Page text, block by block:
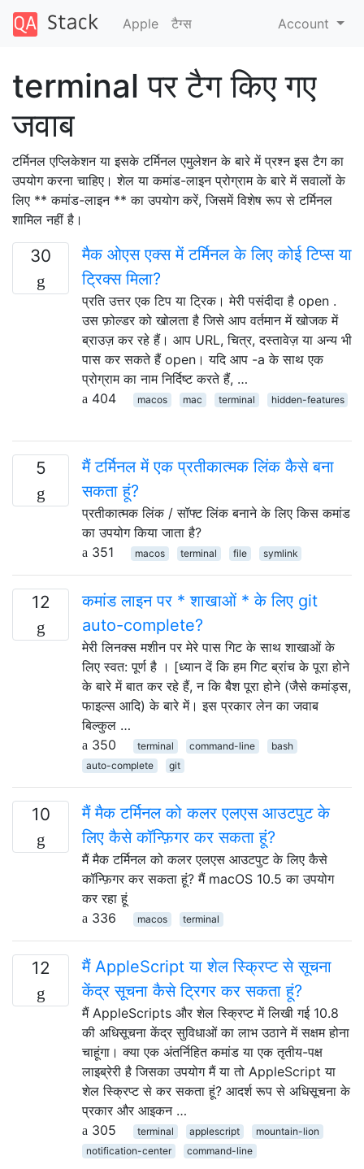
Apple टैग्‍स Account
terminal पर टैग किए गए
जवाब
टर्मिनल एप्लिकेशन या इसके टर्मिनल एमुलेशन के बारे में प्रश्न इस टैग का
उपयोग करना चाहिए। शेल या कमांड-लाइन प्रोग्राम के बारे में सवालों के
लिए ** कमांड-लाइन ** का उपयोग करें, जिसमें विशेष रूप से टर्मिनल
शामिल नहीं है।
30
मैक ओएस एक्स में टर्मिनल के लिए कोई टिप्स या
ट्रिक्स मिला?
प्रति उत्तर एक टिप या ट्रिक। मेरी पसंदीदा है open .
उस फ़ोल्डर को खोलता है जिसे आप वर्तमान में खोजक में
ब्राउज़ कर रहे हैं। आप URL, चित्र, दस्तावेज़ या अन्य भी
पास कर सकते हैं open। यदि आप -a के साथ एक
प्रोग्राम का नाम निर्दिष्ट करते हैं, …
404
macos mac terminal hidden-features
5
मैं टर्मिनल में एक प्रतीकात्मक लिंक कैसे बना
सकता हूं?
प्रतीकात्मक लिंक / सॉफ्ट लिंक बनाने के लिए किस कमांड
का उपयोग किया जाता है?
351
macos terminal file symlink
12
कमांड लाइन पर * शाखाओं * के लिए git
auto-complete?
मेरी लिनक्स मशीन पर मेरे पास गिट के साथ शाखाओं के
लिए स्वत: पूर्ण है । [ध्यान दें कि हम गिट ब्रांच के पूरा होने
के बारे में बात कर रहे हैं, न कि बैश पूरा होने (जैसे कमांड्स,
फाइल्स आदि) के बारे में। इस प्रकार लेन का जवाब
बिल्कुल …
350
terminal command-line
bash
auto-complete
git
10
मैं मैक टर्मिनल को कलर एलएस आउटपुट के
लिए कैसे कॉन्फ़िगर कर सकता हूं?
मैं मैक टर्मिनल को कलर एलएस आउटपुट के लिए कैसे
कॉन्फ़िगर कर सकता हूं? मैं macOS 10.5 का उपयोग
कर रहा हूं
336
macos terminal
12
मैं AppleScript या शेल स्क्रिप्ट से सूचना
केंद्र सूचना कैसे ट्रिगर कर सकता हूं?
मैं AppleScripts और शेल स्क्रिप्ट में लिखी गई 10.8
की अधिसूचना केंद्र सुविधाओं का लाभ उठाने में सक्षम होना
चाहूंगा। क्या एक अंतर्निहित कमांड या एक तृतीय-पक्ष
लाइब्रेरी है जिसका उपयोग मैं या तो AppleScript या
शेल स्क्रिप्ट से कर सकता हूं? आदर्श रूप से अधिसूचना के
प्रकार और आइकन …
305
terminal applescript
mountain-lion
notification-center
command-line